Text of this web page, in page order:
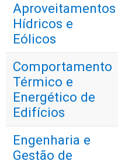
Aproveitamentos
Hídricos e
Eólicos
Comportamento
Térmico e
Energético de
Edifícios
Engenharia e
Gestão de